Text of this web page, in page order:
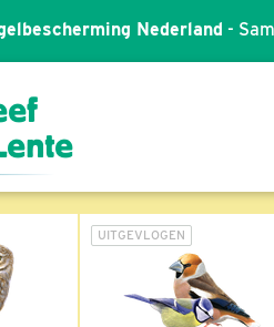
Nederland -
UITGEVLOGEN